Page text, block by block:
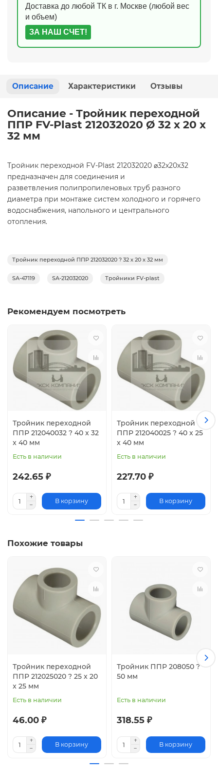
Доставка до любой ТК в г. Москве (любой вес
и объем)
ЗА НАШ СЧЕТ!
Описание Характеристики Отзывы
Описание - Тройник переходной
ППР FV-Plast 212032020 Ø 32 x 20 x
32 мм
Тройник переходной FV-Plast 212032020 ⌀32x20x32
предназначен для соединения и
разветвления полипропиленовых труб разного
диаметра при монтаже систем холодного и горячего
водоснабжения, напольного и центрального
отопления.
Тройник переходной ППР 212032020 ? 32 x 20 x 32 мм
SA-47119 SA-212032020 Тройники FV-plast
Рекомендуем посмотреть
Тройник переходной
ППР 212040032 ? 40 x 32
x 40 мм
Есть в наличии
242.65 ₽
В корзину
Тройник переходной
ППР 212040025 ? 40 x 25
x 40 мм
Есть в наличии
227.70 ₽
В корзину
Похожие товары
Тройник переходной
ППР 212025020 ? 25 x 20
x 25 мм
Есть в наличии
46.00 ₽
В корзину
Тройник ППР 208050 ?
50 мм
Есть в наличии
318.55 ₽
В корзину